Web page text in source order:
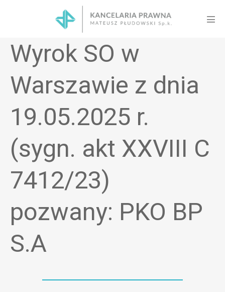
Wyrok SO w
Warszawie z dnia
19.05.2025 r.
(sygn. akt XXVIII C
7412/23)
pozwany: PKO BP
S.A